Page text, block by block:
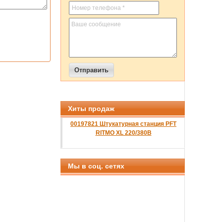
Хиты продаж
00197821 Штукатурная станция PFT
RITMO XL 220/380B
Мы в соц. сетях